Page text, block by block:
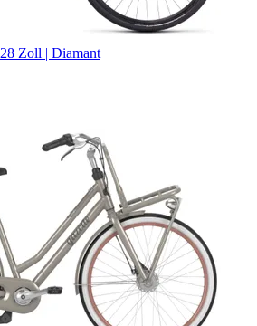
28 Zoll | Diamant